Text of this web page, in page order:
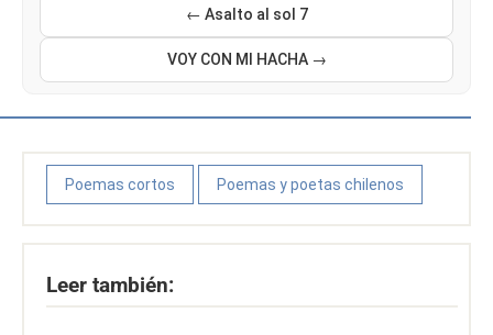
← Asalto al sol 7
VOY CON MI HACHA →
Poemas cortos Poemas y poetas chilenos
Leer también: